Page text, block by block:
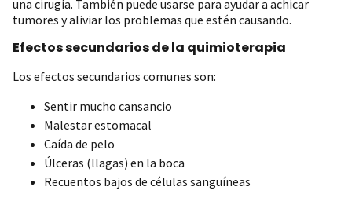
una cirugía. También puede usarse para ayudar a achicar
tumores y aliviar los problemas que estén causando.
Efectos secundarios de la quimioterapia
Los efectos secundarios comunes son:
Sentir mucho cansancio
Malestar estomacal
Caída de pelo
Úlceras (llagas) en la boca
Recuentos bajos de células sanguíneas